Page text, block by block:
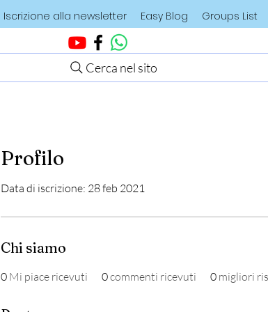
Iscrizione alla newsletter Easy Blog Groups List
Cerca nel sito
Profilo
Data di iscrizione: 28 feb 2021
Chi siamo
0 Mi piace ricevuti 0commenti ricevuti 0 migliori